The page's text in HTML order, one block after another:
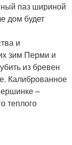
паз шириной
дом будет
и
зим Перми и
из бревен
Калиброванное
–
теплого